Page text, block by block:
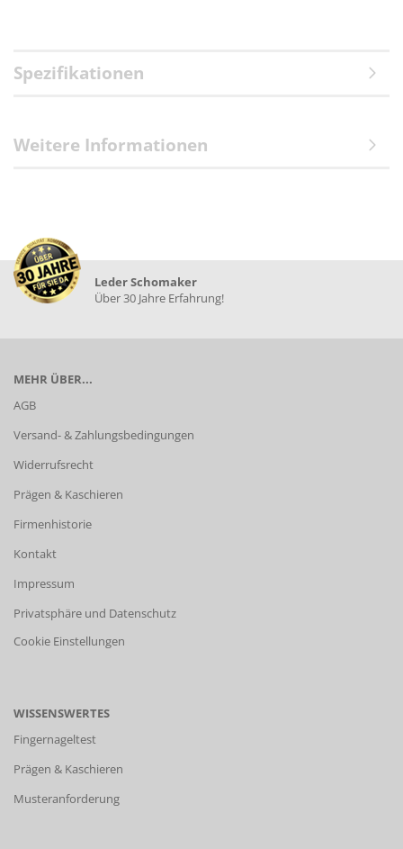
Spezifikationen
Weitere Informationen
Leder Schomaker
Über 30 Jahre Erfahrung!
MEHR ÜBER...
AGB
Versand- & Zahlungsbedingungen
Widerrufsrecht
Prägen & Kaschieren
Firmenhistorie
Kontakt
Impressum
Privatsphäre und Datenschutz
Cookie Einstellungen
WISSENSWERTES
Fingernageltest
Prägen & Kaschieren
Musteranforderung